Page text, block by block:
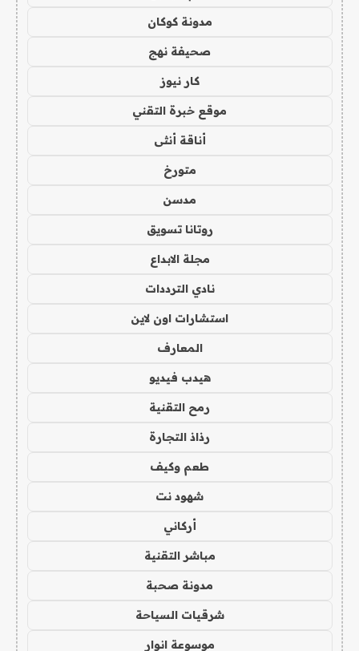
مدونة كوكان
صحيفة نهج
كار نيوز
موقع خبرة التقني
أناقة أنثى
متورخ
مدسن
روتانا تسويق
مجلة الابداع
نادي الترددات
استشارات اون لاين
المعارف
هيدب فيديو
رمح التقنية
رذاذ التجارة
طعم وكيف
شهود نت
أركاني
مباشر التقنية
مدونة صحبة
شرقيات السياحة
موسوعة انوار